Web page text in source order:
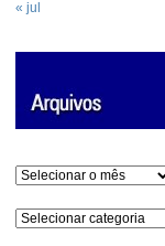
« jul
Arquivos
Categorias